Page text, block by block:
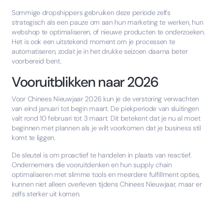
Sommige dropshippers gebruiken deze periode zelfs
strategisch als een pauze om aan hun marketing te werken, hun
webshop te optimaliseren, of nieuwe producten te onderzoeken.
Het is ook een uitstekend moment om je processen te
automatiseren, zodat je in het drukke seizoen daarna beter
voorbereid bent.
Vooruitblikken naar 2026
Voor Chinees Nieuwjaar 2026 kun je de verstoring verwachten
van eind januari tot begin maart. De piekperiode van sluitingen
valt rond 10 februari tot 3 maart. Dit betekent dat je nu al moet
beginnen met plannen als je wilt voorkomen dat je business stil
komt te liggen.
De sleutel is om proactief te handelen in plaats van reactief.
Ondernemers die vooruitdenken en hun supply chain
optimaliseren met slimme tools en meerdere fulfillment opties,
kunnen niet alleen overleven tijdens Chinees Nieuwjaar, maar er
zelfs sterker uit komen.